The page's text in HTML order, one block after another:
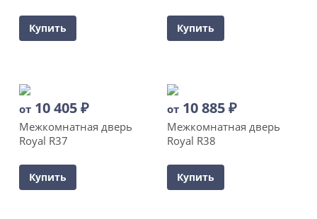
Купить Купить
от 10 405₽
Межкомнатная дверь
Royal R37
Купить
от 10 885₽
Межкомнатная дверь
Royal R38
Купить